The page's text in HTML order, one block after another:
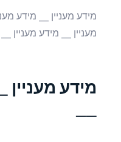
מידע מעניין __ מידע
מעניין __ מידע מעניין
מידע מעניין